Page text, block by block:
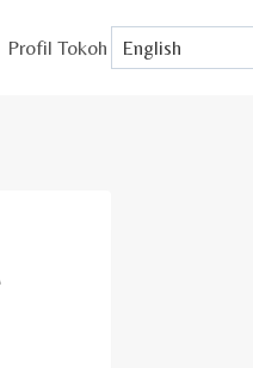
Profil Tokoh